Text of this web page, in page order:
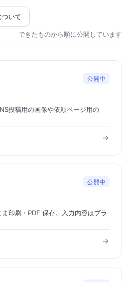
ついて
できたものから順に公開しています
公開中
投稿用の画像や依頼ページ用の
公開中
印刷・PDF 保存。入力内容はブラ